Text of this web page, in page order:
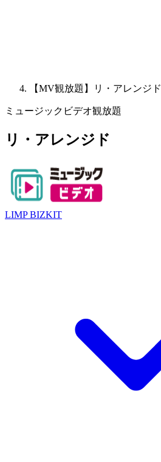
【MV観放題】リ・アレンジド
ミュージックビデオ観放題
リ・アレンジド
LIMP BIZKIT